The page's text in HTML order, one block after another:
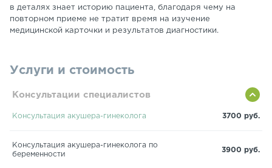
в деталях знает историю пациента, благодаря чему на
повторном приеме не тратит время на изучение
медицинской карточки и результатов диагностики.
Услуги и стоимость
Консультации специалистов
Консультация акушера-гинеколога 3700 руб.
Консультация акушера-гинеколога по
беременности
3900 руб.